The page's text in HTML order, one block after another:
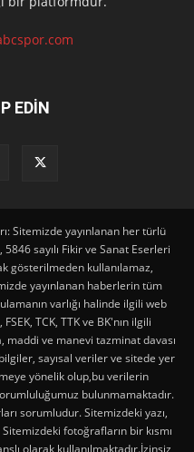
EDİN
Sitemizde yayınlanan her türlü
sayılı Fikir ve Sanat Eserleri
gösterilmeden kullanılamaz,
yayınlanan haberlerin tüm
varlığı halinde ilgili web
TCK, TTK ve BK'nın ilgili
ve manevi tazminat davası
sayısal veriler ve sitede yer
yönelik olup,bu verilerin
bulunmamaktadır.
sorumludur. Sitemizdeki yazı,
fotoğrafların bir kısmı
olarak kullanılmaktadır.İzinsiz,